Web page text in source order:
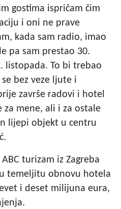
gostima ispričam čim
i oni ne prave
kada sam radio, imao
pa sam prestao 30.
listopada. To bi trebao
bez veze ljute i
završe radovi i hotel
mene, ali i za ostale
lijepi objekt u centru
turizam iz Zagreba
temeljitu obnovu hotela
i deset milijuna eura,